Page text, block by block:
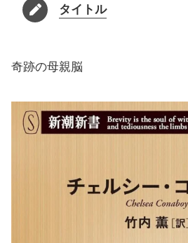
タイトル
奇跡の母親脳